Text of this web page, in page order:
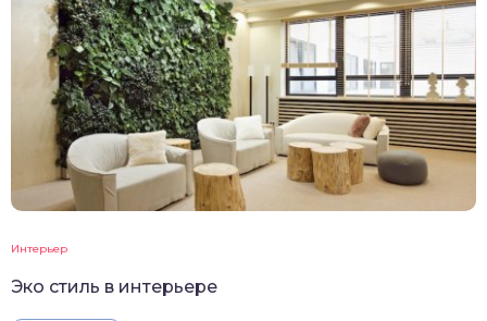
Интерьер
Эко стиль в интерьере